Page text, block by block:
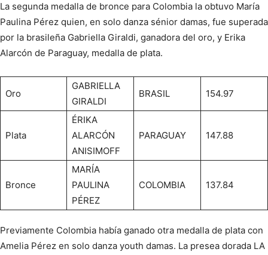
La segunda medalla de bronce para Colombia la obtuvo María
Paulina Pérez quien, en solo danza sénior damas, fue superada
por la brasileña Gabriella Giraldi, ganadora del oro, y Erika
Alarcón de Paraguay, medalla de plata.
Oro
GABRIELLA
GIRALDI
BRASIL 154.97
Plata
ÉRIKA
ALARCÓN
ANISIMOFF
PARAGUAY 147.88
Bronce
MARÍA
PAULINA
PÉREZ
COLOMBIA 137.84
Previamente Colombia había ganado otra medalla de plata con
Amelia Pérez en solo danza youth damas. La presea dorada LA